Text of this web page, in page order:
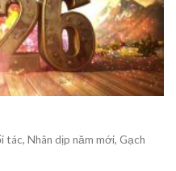
tác, Nhân dịp năm mới, Gạch